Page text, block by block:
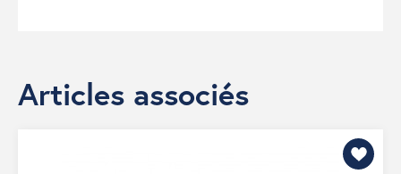
Articles associés